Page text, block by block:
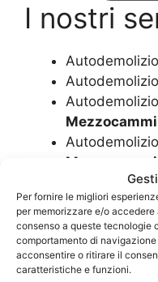
Per fornire le migliori
per memorizzare e/o
consenso a queste tecnologie
comportamento di
acconsentire o ritirare il
caratteristiche e funzioni.
I nostri
Demolizione
Demolizione